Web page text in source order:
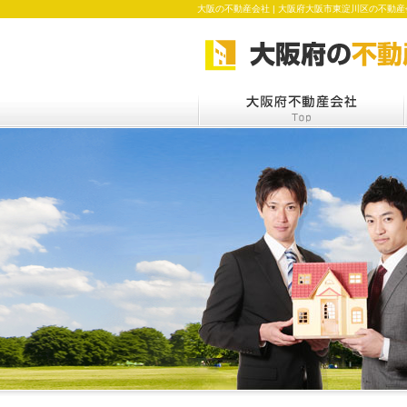
大阪の不動産会社 | 大阪府大阪市東淀川区の不動産